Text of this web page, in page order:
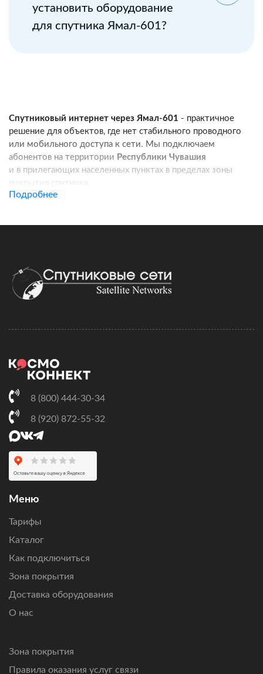
установить оборудование
для спутника Ямал-601?
Спутниковый интернет через Ямал-601 - практичное
решение для объектов, где нет стабильного проводного
или мобильного доступа к сети. Мы подключаем
абонентов на территории Республики Чувашия
и в прилегающих населенных пунктах в пределах зоны
покрытия спутника.
стабильный доступ в интернет для работы, связи
и онлайн-сервисов.
договора и активацию тарифа. Монтаж можно выполнить
Скорость и стоимость зависят от выбранного тарифного
плана, характеристик комплекта и условий установки.
На этой странице вы можете сравнить доступные тарифы
через Ямал-601 и выбрать подходящий вариант
по бюджету и нагрузке.
Оставьте заявку, чтобы проверить возможность
подключения по вашему адресу, получить персональный
расчет стоимости оборудования и ежемесячной
не справляются.
Подробнее
8 (800) 444-30-34
8 (920) 872-55-32
Меню
Тарифы
Каталог
Как подключиться
Зона покрытия
Доставка оборудования
О нас
Зона покрытия
Правила оказания услуг связи